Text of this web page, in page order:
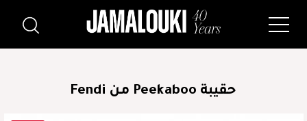
حقيبة Peekaboo من Fendi